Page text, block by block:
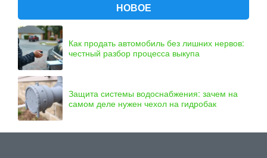
НОВОЕ
Как продать автомобиль без лишних нервов:
честный разбор процесса выкупа
Защита системы водоснабжения: зачем на
самом деле нужен чехол на гидробак